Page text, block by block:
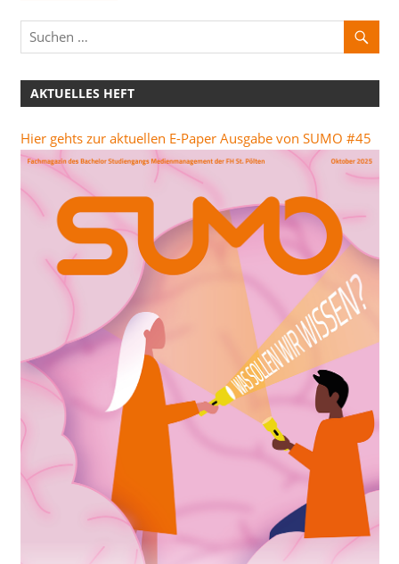
AKTUELLES HEFT
Hier gehts zur aktuellen E-Paper Ausgabe von SUMO #45